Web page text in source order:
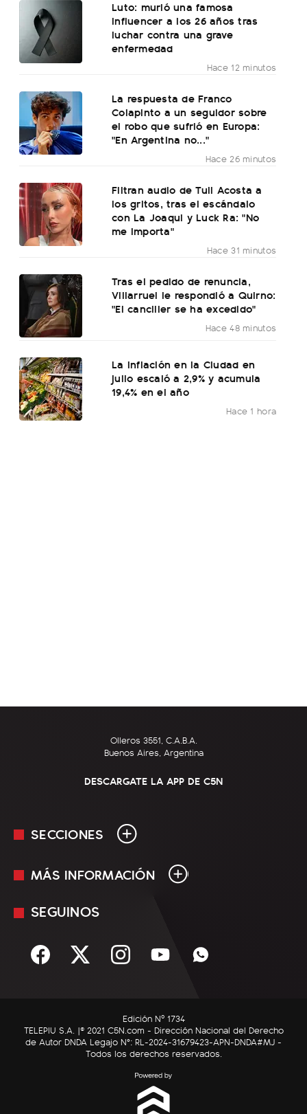
Luto: murió una famosa
influencer a los 26 años tras
luchar contra una grave
enfermedad
Hace 12 minutos
La respuesta de Franco
Colapinto a un seguidor sobre
el robo que sufrió en Europa:
"En Argentina no..."
Hace 26 minutos
Filtran audio de Tuli Acosta a
los gritos, tras el escándalo
con La Joaqui y Luck Ra: "No
me importa"
Hace 31 minutos
Tras el pedido de renuncia,
Villarruel le respondió a Quirno:
"El canciller se ha excedido"
Hace 48 minutos
La inflación en la Ciudad en
julio escaló a 2,9% y acumula
19,4% en el año
Hace 1 hora
Olleros 3551, C.A.B.A.
Buenos Aires, Argentina
DESCARGATE LA APP DE C5N
SECCIONES
En Vivo
Sociedad
C5N Autos
RatingCero
MÁS INFORMACIÓN
Mediakit
Términos y condiciones
SEGUINOS
Edición Nº 1734
TELEPIU S.A. |© 2021 C5N.com - Dirección Nacional del Derecho
de Autor DNDA Legajo N°: RL-2024-31679423-APN-DNDA#MJ -
Todos los derechos reservados.